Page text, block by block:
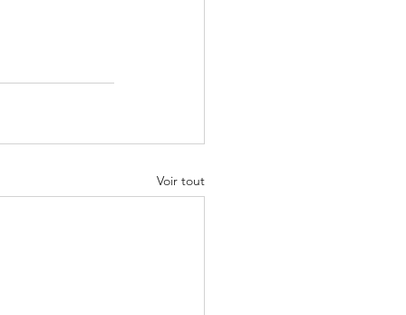
Voir tout